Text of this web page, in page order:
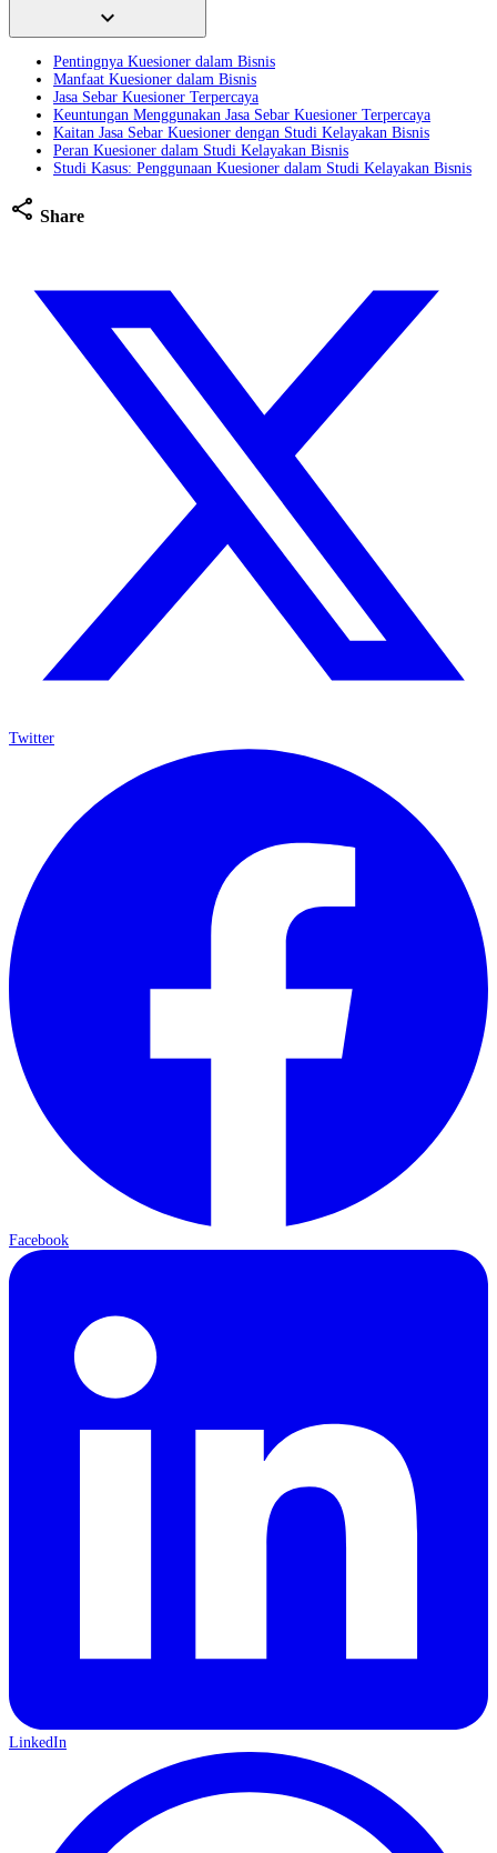
expand_more
Pentingnya Kuesioner dalam Bisnis
Manfaat Kuesioner dalam Bisnis
Jasa Sebar Kuesioner Terpercaya
Keuntungan Menggunakan Jasa Sebar Kuesioner Terpercaya
Kaitan Jasa Sebar Kuesioner dengan Studi Kelayakan Bisnis
Peran Kuesioner dalam Studi Kelayakan Bisnis
Studi Kasus: Penggunaan Kuesioner dalam Studi Kelayakan Bisnis
share Share
Twitter
Facebook
LinkedIn